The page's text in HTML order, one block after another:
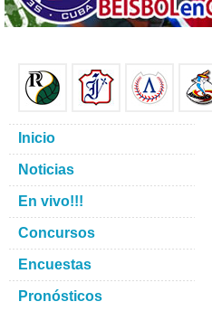
Inicio
Noticias
En vivo!!!
Concursos
Encuestas
Pronósticos